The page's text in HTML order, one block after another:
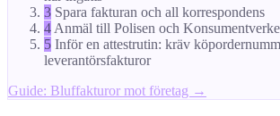
3 Spara fakturan och all korrespondens
4 Anmäl till Polisen och
5 Inför en attestrutin: kräv
leverantörsfakturor
Guide: Bluffakturor mot företag →